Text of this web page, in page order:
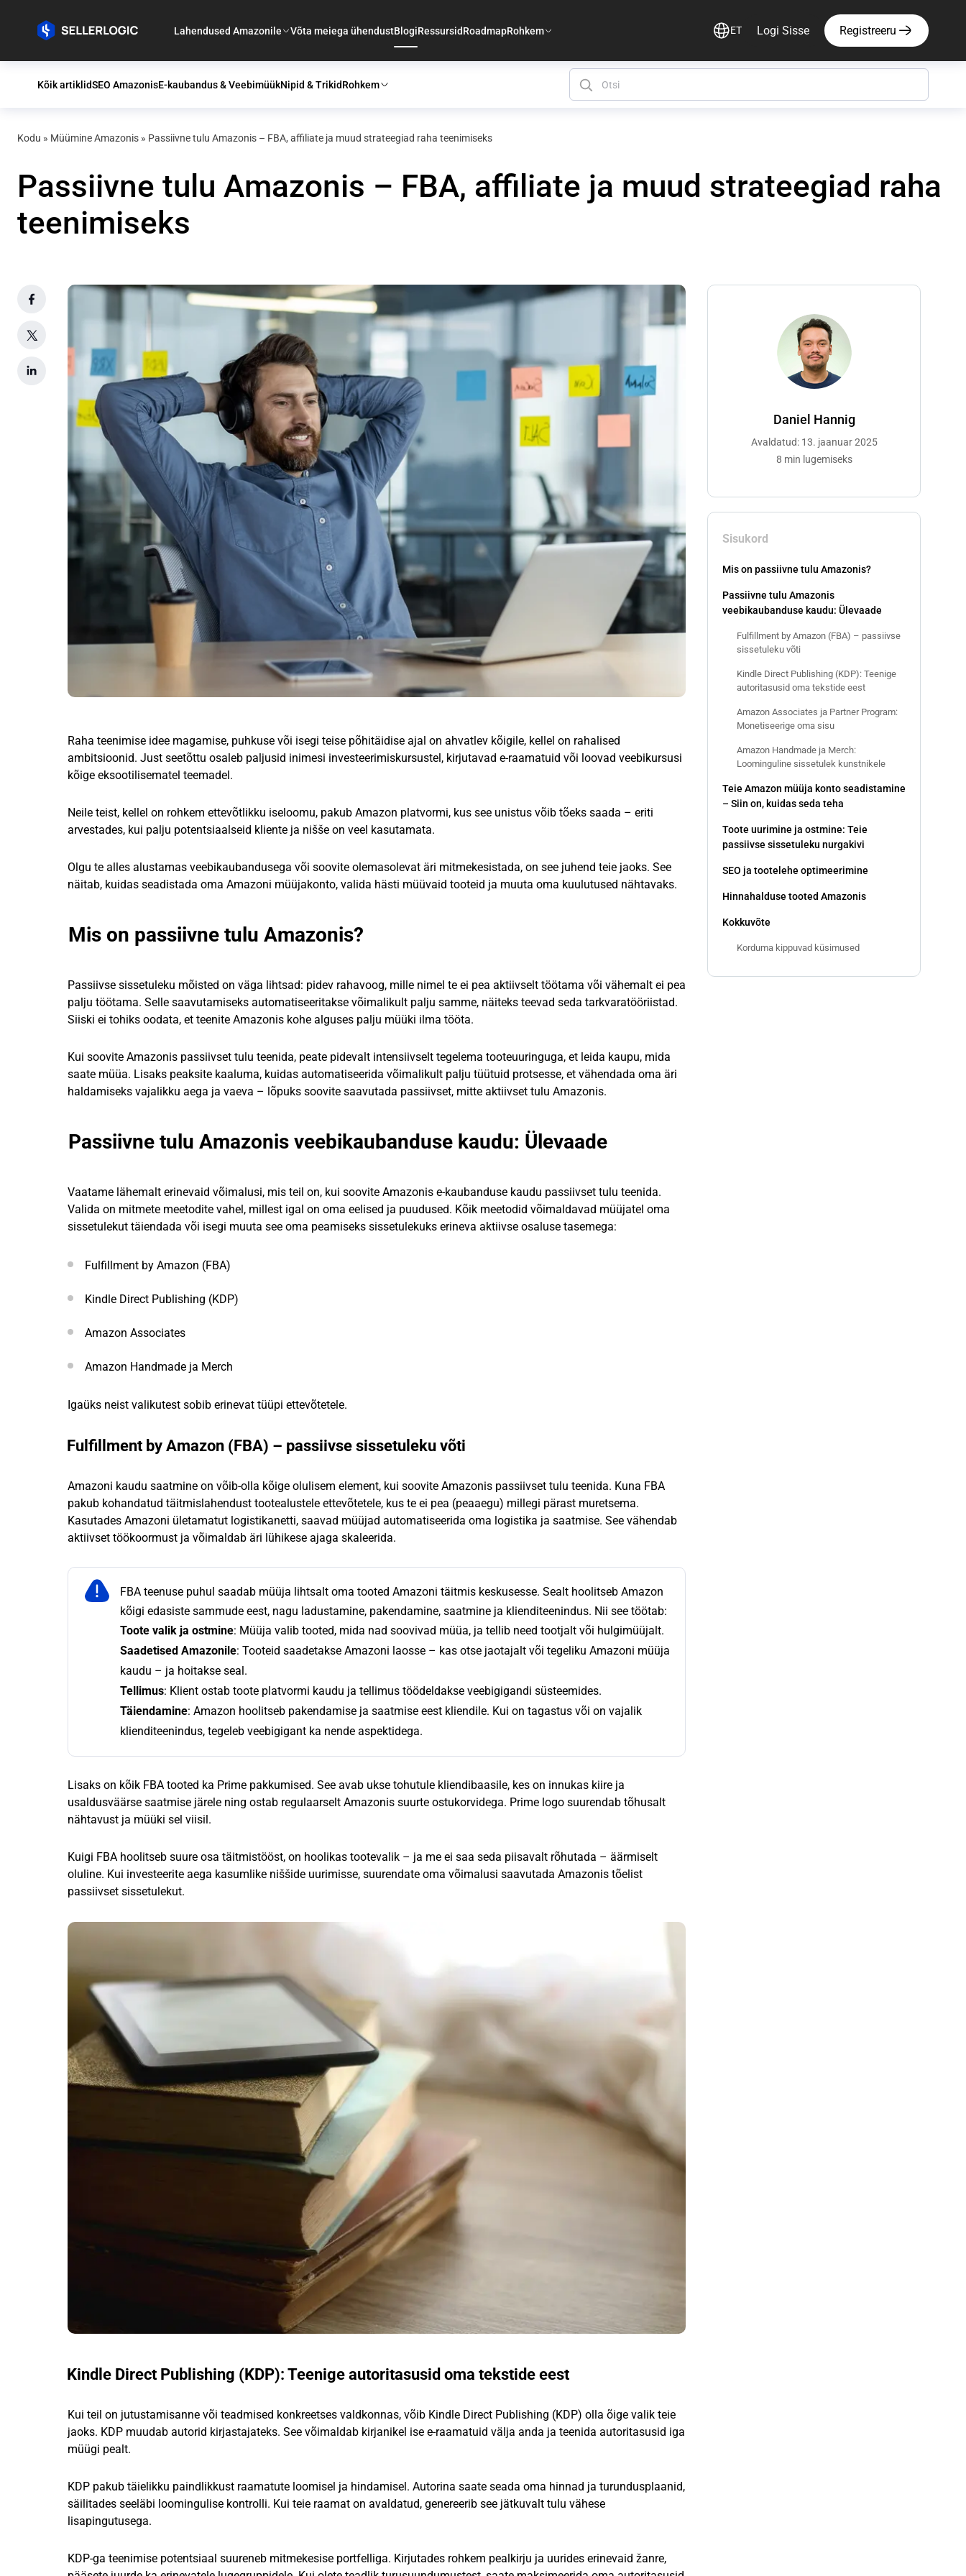
Lahendused Amazonile Võta meiega ühendustBlogiRessursidRoadmapRohkem ET Logi Sisse Registreeru
Kõik artiklidSEO AmazonisE-kaubandus & VeebimüükNipid & TrikidRohkem
Kodu » Müümine Amazonis » Passiivne tulu Amazonis – FBA, affiliate ja muud strateegiad raha teenimiseks
Passiivne tulu Amazonis – FBA, affiliate ja muud strateegiad raha
teenimiseks
Daniel Hannig
Avaldatud: 13. jaanuar 2025
8 min lugemiseks
Sisukord
Mis on passiivne tulu Amazonis?
Passiivne tulu Amazonis
veebikaubanduse kaudu: Ülevaade
Fulfillment by Amazon (FBA) – passiivse
sissetuleku võti
Kindle Direct Publishing (KDP): Teenige
autoritasusid oma tekstide eest
Amazon Associates ja Partner Program:
Monetiseerige oma sisu
Amazon Handmade ja Merch:
Loominguline sissetulek kunstnikele
Teie Amazon müüja konto seadistamine
– Siin on, kuidas seda teha
Toote uurimine ja ostmine: Teie
passiivse sissetuleku nurgakivi
SEO ja tootelehe optimeerimine
Hinnahalduse tooted Amazonis
Kokkuvõte
Korduma kippuvad küsimused
Raha teenimise idee magamise, puhkuse või isegi teise põhitäidise ajal on ahvatlev kõigile, kellel on rahalised
ambitsioonid. Just seetõttu osaleb paljusid inimesi investeerimiskursustel, kirjutavad e-raamatuid või loovad veebikursusi
kõige eksootilisematel teemadel.
Neile teist, kellel on rohkem ettevõtlikku iseloomu, pakub Amazon platvormi, kus see unistus võib tõeks saada – eriti
arvestades, kui palju potentsiaalseid kliente ja nišše on veel kasutamata.
Olgu te alles alustamas veebikaubandusega või soovite olemasolevat äri mitmekesistada, on see juhend teie jaoks. See
näitab, kuidas seadistada oma Amazoni müüjakonto, valida hästi müüvaid tooteid ja muuta oma kuulutused nähtavaks.
Mis on passiivne tulu Amazonis?
Passiivse sissetuleku mõisted on väga lihtsad: pidev rahavoog, mille nimel te ei pea aktiivselt töötama või vähemalt ei pea
palju töötama. Selle saavutamiseks automatiseeritakse võimalikult palju samme, näiteks teevad seda tarkvaratööriistad.
Siiski ei tohiks oodata, et teenite Amazonis kohe alguses palju müüki ilma tööta.
Kui soovite Amazonis passiivset tulu teenida, peate pidevalt intensiivselt tegelema tooteuuringuga, et leida kaupu, mida
saate müüa. Lisaks peaksite kaaluma, kuidas automatiseerida võimalikult palju tüütuid protsesse, et vähendada oma äri
haldamiseks vajalikku aega ja vaeva – lõpuks soovite saavutada passiivset, mitte aktiivset tulu Amazonis.
Passiivne tulu Amazonis veebikaubanduse kaudu: Ülevaade
Vaatame lähemalt erinevaid võimalusi, mis teil on, kui soovite Amazonis e-kaubanduse kaudu passiivset tulu teenida.
Valida on mitmete meetodite vahel, millest igal on oma eelised ja puudused. Kõik meetodid võimaldavad müüjatel oma
sissetulekut täiendada või isegi muuta see oma peamiseks sissetulekuks erineva aktiivse osaluse tasemega:
Fulfillment by Amazon (FBA)
Kindle Direct Publishing (KDP)
Amazon Associates
Amazon Handmade ja Merch
Igaüks neist valikutest sobib erinevat tüüpi ettevõtetele.
Fulfillment by Amazon (FBA) – passiivse sissetuleku võti
Amazoni kaudu saatmine on võib-olla kõige olulisem element, kui soovite Amazonis passiivset tulu teenida. Kuna FBA
pakub kohandatud täitmislahendust tootealustele ettevõtetele, kus te ei pea (peaaegu) millegi pärast muretsema.
Kasutades Amazoni ületamatut logistikanetti, saavad müüjad automatiseerida oma logistika ja saatmise. See vähendab
aktiivset töökoormust ja võimaldab äri lühikese ajaga skaleerida.
FBA teenuse puhul saadab müüja lihtsalt oma tooted Amazoni täitmis keskusesse. Sealt hoolitseb Amazon
kõigi edasiste sammude eest, nagu ladustamine, pakendamine, saatmine ja klienditeenindus. Nii see töötab:
Toote valik ja ostmine: Müüja valib tooted, mida nad soovivad müüa, ja tellib need tootjalt või hulgimüüjalt.
Saadetised Amazonile: Tooteid saadetakse Amazoni laosse – kas otse jaotajalt või tegeliku Amazoni müüja
kaudu – ja hoitakse seal.
Tellimus: Klient ostab toote platvormi kaudu ja tellimus töödeldakse veebigigandi süsteemides.
Täiendamine: Amazon hoolitseb pakendamise ja saatmise eest kliendile. Kui on tagastus või on vajalik
klienditeenindus, tegeleb veebigigant ka nende aspektidega.
Lisaks on kõik FBA tooted ka Prime pakkumised. See avab ukse tohutule kliendibaasile, kes on innukas kiire ja
usaldusväärse saatmise järele ning ostab regulaarselt Amazonis suurte ostukorvidega. Prime logo suurendab tõhusalt
nähtavust ja müüki sel viisil.
Kuigi FBA hoolitseb suure osa täitmistööst, on hoolikas tootevalik – ja me ei saa seda piisavalt rõhutada – äärmiselt
oluline. Kui investeerite aega kasumlike niššide uurimisse, suurendate oma võimalusi saavutada Amazonis tõelist
passiivset sissetulekut.
Kindle Direct Publishing (KDP): Teenige autoritasusid oma tekstide eest
Kui teil on jutustamisanne või teadmised konkreetses valdkonnas, võib Kindle Direct Publishing (KDP) olla õige valik teie
jaoks. KDP muudab autorid kirjastajateks. See võimaldab kirjanikel ise e-raamatuid välja anda ja teenida autoritasusid iga
müügi pealt.
KDP pakub täielikku paindlikkust raamatute loomisel ja hindamisel. Autorina saate seada oma hinnad ja turundusplaanid,
säilitades seeläbi loomingulise kontrolli. Kui teie raamat on avaldatud, genereerib see jätkuvalt tulu vähese
lisapingutusega.
KDP-ga teenimise potentsiaal suureneb mitmekesise portfelliga. Kirjutades rohkem pealkirju ja uurides erinevaid žanre,